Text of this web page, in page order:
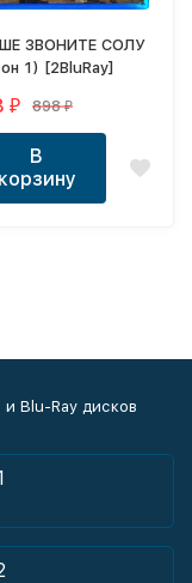
ЗВОНИТЕ СОЛУ
1) [2BluRay]
₽ 898₽
В
корзину
Blu-Ray дисков